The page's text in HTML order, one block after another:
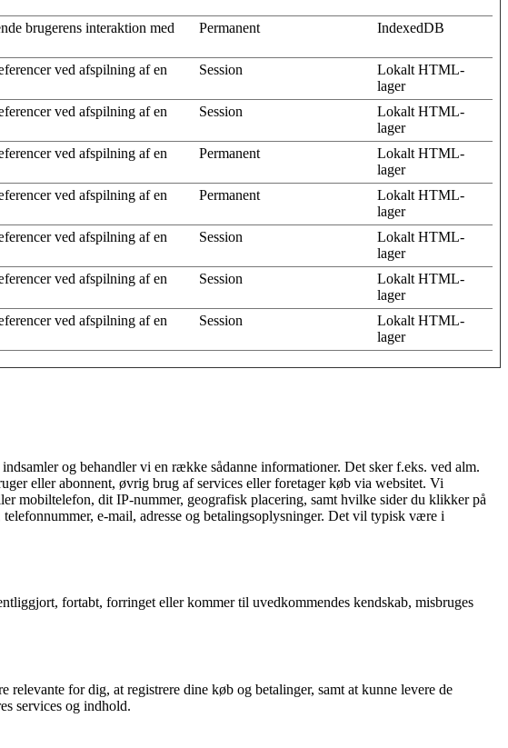
brugerens interaktion med
Permanent IndexedDB
ved afspilning af en
Session
Lokalt HTML-
lager
ved afspilning af en
Session
Lokalt HTML-
lager
ved afspilning af en
Permanent
Lokalt HTML-
lager
ved afspilning af en
Permanent
Lokalt HTML-
lager
ved afspilning af en
Session
Lokalt HTML-
lager
ved afspilning af en
Session
Lokalt HTML-
lager
ved afspilning af en
Session
Lokalt HTML-
lager
og behandler vi en række sådanne informationer. Det sker f.eks. ved alm.
eller abonnent, øvrig brug af services eller foretager køb via websitet. Vi
mobiltelefon, dit IP-nummer, geografisk placering, samt hvilke sider du klikker på
e-mail, adresse og betalingsoplysninger. Det vil typisk være i
fortabt, forringet eller kommer til uvedkommendes kendskab, misbruges
for dig, at registrere dine køb og betalinger, samt at kunne levere de
services og indhold.